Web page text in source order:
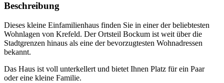
Beschreibung
Dieses kleine Einfamilienhaus finden Sie in einer der beliebtesten
Wohnlagen von Krefeld. Der Ortsteil Bockum ist weit über die
Stadtgrenzen hinaus als eine der bevorzugtesten Wohnadressen
bekannt.
Das Haus ist voll unterkellert und bietet Ihnen Platz für ein Paar
oder eine kleine Familie.